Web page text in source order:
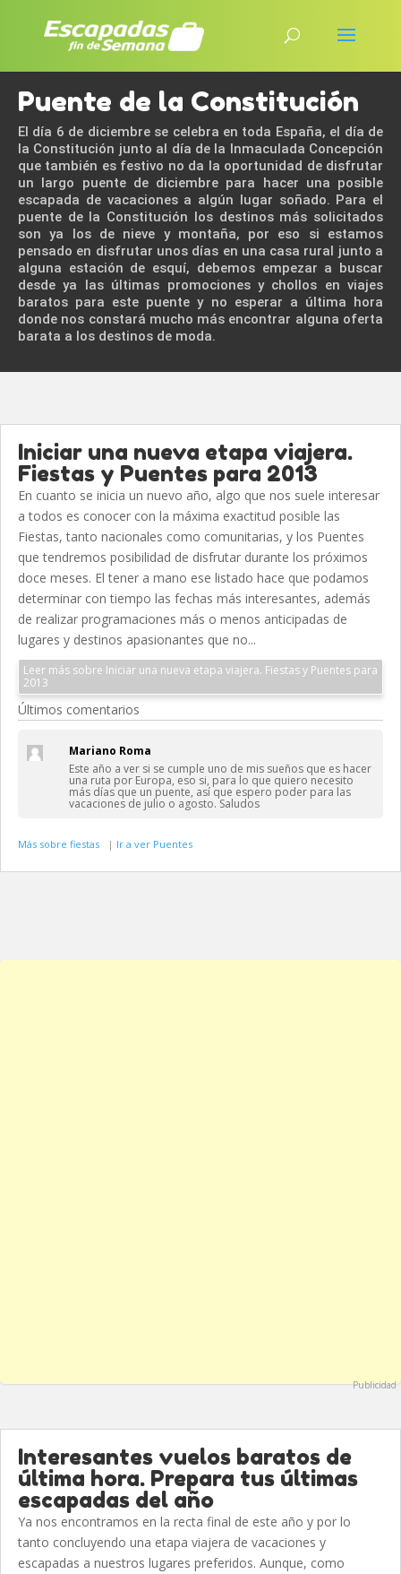
Puente de la Constitución
El día 6 de diciembre se celebra en toda España, el día de
la Constitución junto al día de la Inmaculada Concepción
que también es festivo no da la oportunidad de disfrutar
un largo puente de diciembre para hacer una posible
escapada de vacaciones a algún lugar soñado. Para el
puente de la Constitución los destinos más solicitados
son ya los de nieve y montaña, por eso si estamos
pensado en disfrutar unos días en una casa rural junto a
alguna estación de esquí, debemos empezar a buscar
desde ya las últimas promociones y chollos en viajes
baratos para este puente y no esperar a última hora
donde nos constará mucho más encontrar alguna oferta
barata a los destinos de moda.
Iniciar una nueva etapa viajera.
Fiestas y Puentes para 2013
En cuanto se inicia un nuevo año, algo que nos suele interesar
a todos es conocer con la máxima exactitud posible las
Fiestas, tanto nacionales como comunitarias, y los Puentes
que tendremos posibilidad de disfrutar durante los próximos
doce meses. El tener a mano ese listado hace que podamos
determinar con tiempo las fechas más interesantes, además
de realizar programaciones más o menos anticipadas de
lugares y destinos apasionantes que no...
Leer más sobre Iniciar una nueva etapa viajera. Fiestas y Puentes para
2013
Últimos comentarios
Mariano Roma
Este año a ver si se cumple uno de mis sueños que es hacer
una ruta por Europa, eso si, para lo que quiero necesito
más días que un puente, así que espero poder para las
vacaciones de julio o agosto. Saludos
Más sobre fiestas | Ir a ver Puentes
Publicidad
Interesantes vuelos baratos de
última hora. Prepara tus últimas
escapadas del año
Ya nos encontramos en la recta final de este año y por lo
tanto concluyendo una etapa viajera de vacaciones y
escapadas a nuestros lugares preferidos. Aunque, como